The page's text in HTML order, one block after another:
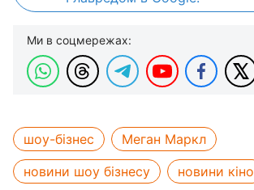
Ми в соцмережах:
шоу-бізнес
Меган Маркл
новини шоу бізнесу
новини кіно